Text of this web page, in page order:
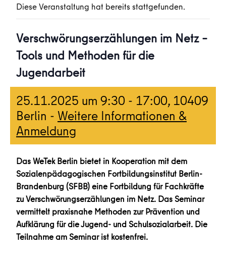
Diese Veranstaltung hat bereits stattgefunden.
Verschwörungserzählungen im Netz –
Tools und Methoden für die
Jugendarbeit
25.11.2025 um 9:30 - 17:00, 10409
Berlin - Weitere Informationen &
Anmeldung
Das WeTek Berlin bietet in Kooperation mit dem
Sozialenpädagogischen Fortbildungsinstitut Berlin-
Brandenburg (SFBB) eine Fortbildung für Fachkräfte
zu Verschwörungserzählungen im Netz. Das Seminar
vermittelt praxisnahe Methoden zur Prävention und
Aufklärung für die Jugend- und Schulsozialarbeit. Die
Teilnahme am Seminar ist kostenfrei.